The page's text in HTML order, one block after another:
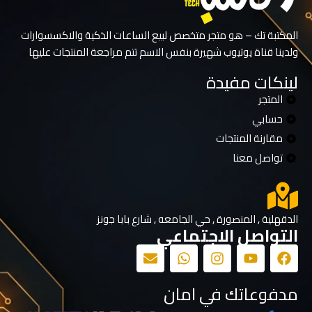
المكتبة تك – هو متجر متخصص لبيع الساعات الذكية والاكسسوارات
ولدينا قناة يوتيوب شهيرة بنفس الاسم تتم مراجعة المنتجات عليها
لينكات مفيدة
المتجر
حسابي
مقارنة المنتجات
تواصل معنا
الدقهلية , المنصورة , حي الجامعه , شارع بابا جونز
التواصل الاجتماعي
مدفوعاتك في امان